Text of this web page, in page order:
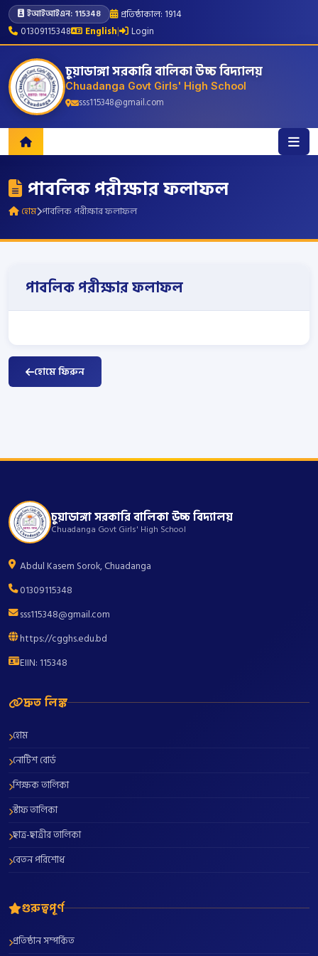
ইআইআইএন: 115348
প্রতিষ্ঠাকাল: 1914
01309115348
English| Login
চুয়াডাঙ্গা সরকারি বালিকা উচ্চ বিদ্যালয়
Chuadanga Govt Girls' High School
sss115348@gmail.com
পাবলিক পরীক্ষার ফলাফল
হোম পাবলিক পরীক্ষার ফলাফল
পাবলিক পরীক্ষার ফলাফল
হোমে ফিরুন
চুয়াডাঙ্গা সরকারি বালিকা উচ্চ বিদ্যালয়
Chuadanga Govt Girls' High School
Abdul Kasem Sorok, Chuadanga
01309115348
sss115348@gmail.com
https://cgghs.edu.bd
EIIN: 115348
দ্রুত লিঙ্ক
হোম
নোটিশ বোর্ড
শিক্ষক তালিকা
স্টাফ তালিকা
ছাত্র-ছাত্রীর তালিকা
বেতন পরিশোধ
গুরুত্বপূর্ণ
প্রতিষ্ঠান সম্পর্কিত